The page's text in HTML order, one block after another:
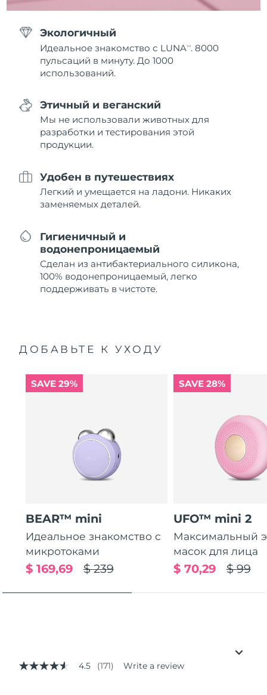
Экологичный
Идеальное знакомство с LUNATM . 8000
пульсаций в минуту. До 1000
использований.
Этичный и веганский
Мы не использовали животных для
разработки и тестирования этой
продукции.
Удобен в путешествиях
Легкий и умещается на ладони. Никаких
заменяемых деталей.
Гигиеничный и
водонепроницаемый
Сделан из антибактериального силикона,
100% водонепроницаемый, легко
поддерживать в чистоте.
ДОБАВЬТЕ К УХОДУ
SAVE 29%
BEAR™ mini
Идеальное знакомство с
микротоками
$ 239
$ 169,69
SAVE 28%
UFO™ mini 2
Максимальный
масок для лица
$ 99
$ 70,29
4.5
4.5 (171) Write a review